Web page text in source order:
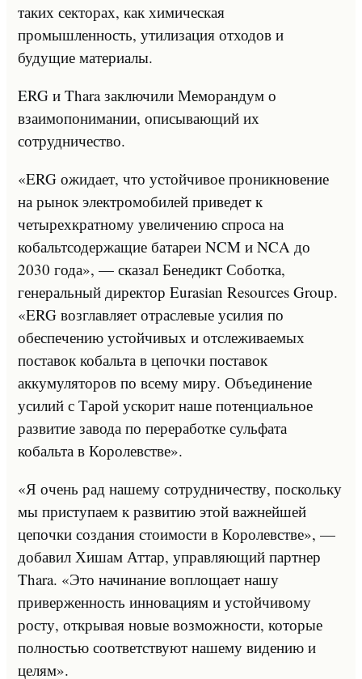
таких секторах, как химическая
промышленность, утилизация отходов и
будущие материалы.
ERG и Thara заключили Меморандум о
взаимопонимании, описывающий их
сотрудничество.
«ERG ожидает, что устойчивое проникновение
на рынок электромобилей приведет к
четырехкратному увеличению спроса на
кобальтсодержащие батареи NCM и NCA до
2030 года», — сказал Бенедикт Соботка,
генеральный директор Eurasian Resources Group.
«ERG возглавляет отраслевые усилия по
обеспечению устойчивых и отслеживаемых
поставок кобальта в цепочки поставок
аккумуляторов по всему миру. Объединение
усилий с Тарой ускорит наше потенциальное
развитие завода по переработке сульфата
кобальта в Королевстве».
«Я очень рад нашему сотрудничеству, поскольку
мы приступаем к развитию этой важнейшей
цепочки создания стоимости в Королевстве», —
добавил Хишам Аттар, управляющий партнер
Thara. «Это начинание воплощает нашу
приверженность инновациям и устойчивому
росту, открывая новые возможности, которые
полностью соответствуют нашему видению и
целям».